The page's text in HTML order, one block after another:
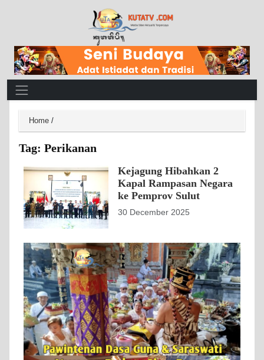
Main Navigation
Home /
Tag: Perikanan
Kejagung Hibahkan 2
Kapal Rampasan Negara
ke Pemprov Sulut
30 December 2025